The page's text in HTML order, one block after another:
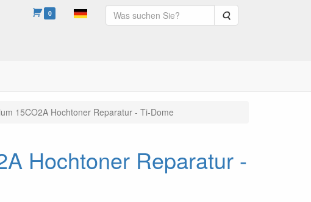
0 Suche
15CO2A Hochtoner Reparatur - Ti-Dome
Hochtoner Reparatur -